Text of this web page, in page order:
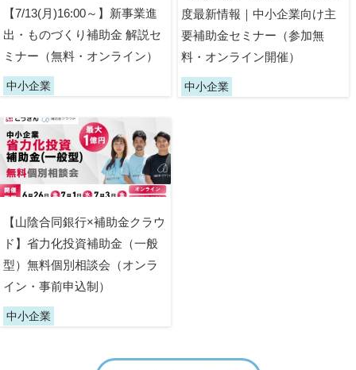
【7/13(月)16:00～】新事業進
出・ものづくり補助金 解説セ
ミナー（無料・オンライン）
中小企業
度最新情報｜中小企業向け主
要補助金セミナー（参加無
料・オンライン開催）
中小企業
【山陰合同銀行×補助金クラウ
ド】省力化投資補助金（一般
型）無料個別相談会（オンラ
イン・事前申込制）
中小企業